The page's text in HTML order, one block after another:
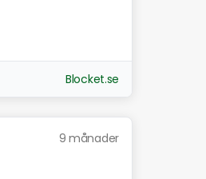
Blocket.se
9 månader